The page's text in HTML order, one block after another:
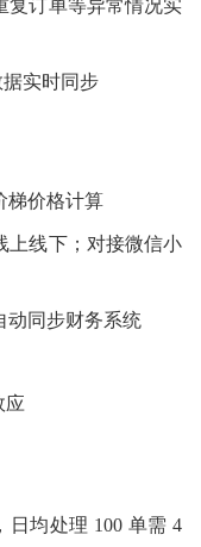
复订单等异常情况实
据实时同步
梯价格计算
上线下； 对接微信小
动同步财务系统
应
日均处理 100 单需 4